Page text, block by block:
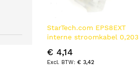
StarTech.com EPS8EXT
interne stroomkabel 0,203
€ 4,14
€ 3,42